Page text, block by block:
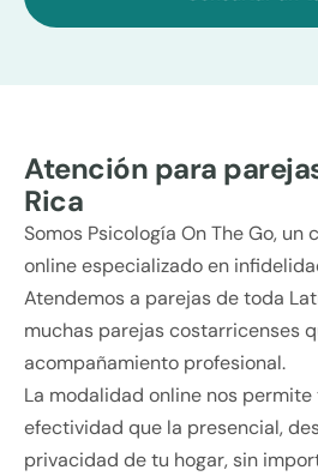
Atención para
Rica
Somos Psicología On The Go,
online especializado en
Atendemos a parejas de toda
muchas parejas costarricenses
acompañamiento profesional.
La modalidad online nos
efectividad que la presencial,
privacidad de tu hogar, sin